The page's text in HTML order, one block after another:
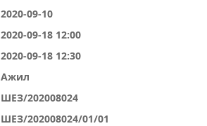
2020-09-10
2020-09-18 12:00
2020-09-18 12:30
Ажил
ШЕЗ/202008024
ШЕЗ/202008024/01/01